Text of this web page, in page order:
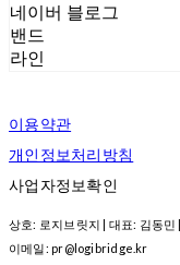
네이버 블로그
밴드
라인
이용약관
개인정보처리방침
사업자정보확인
상호: 로지브릿지 | 대표: 김동
이메일: pr@logibridge.kr